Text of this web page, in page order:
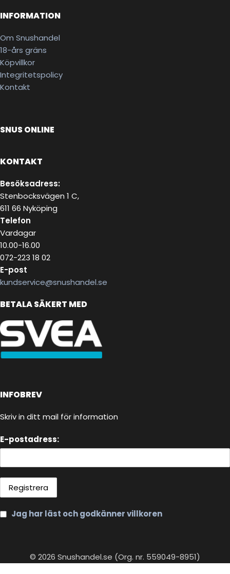
INFORMATION
Om Snushandel
18-års gräns
Köpvillkor
Integritetspolicy
Kontakt
SNUS ONLINE
KONTAKT
Besöksadress:
Stenbocksvägen 1 C,
611 66 Nyköping
Telefon
Vardagar
10.00-16.00
072-223 18 02
E-post
kundservice@snushandel.se
BETALA SÄKERT MED
INFOBREV
Skriv in ditt mail för information
E-postadress:
Jag har läst och godkänner villkoren
© 2026 Snushandel.se (Org. nr. 559049-8951)